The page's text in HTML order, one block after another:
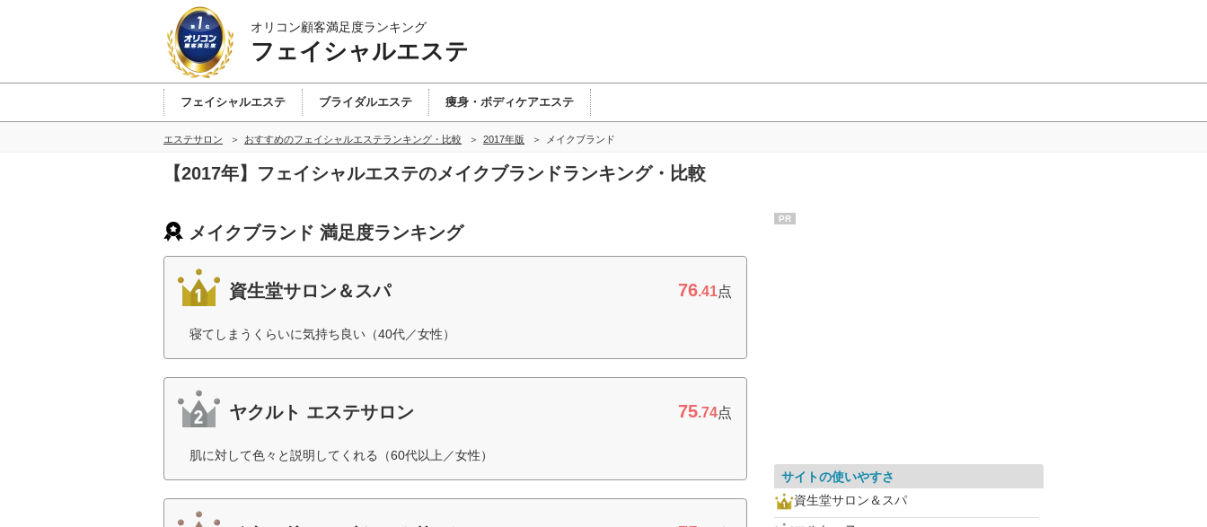
オリコン顧客満足度ランキング
フェイシャルエステ
フェイシャルエステ ブライダルエステ 痩身・ボディケアエステ
エステサロン おすすめのフェイシャルエステランキング・比較 2017年版 メイクブランド
【2017年】フェイシャルエステのメイクブランドランキング・比較
メイクブランド 満足度ランキング
資生堂サロン＆スパ 76.41点
寝てしまうくらいに気持ち良い（40代／女性）
ヤクルト エステサロン 75.74点
肌に対して色々と説明してくれる（60代以上／女性）
PR
サイトの使いやすさ
資生堂サロン＆スパ